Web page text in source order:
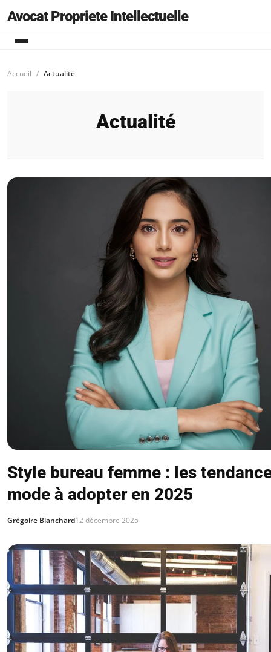
Avocat Propriete Intellectuelle
Accueil Actualité
Actualité
Style bureau femme : les
mode à adopter en 2025
Grégoire Blanchard12 décembre 2025